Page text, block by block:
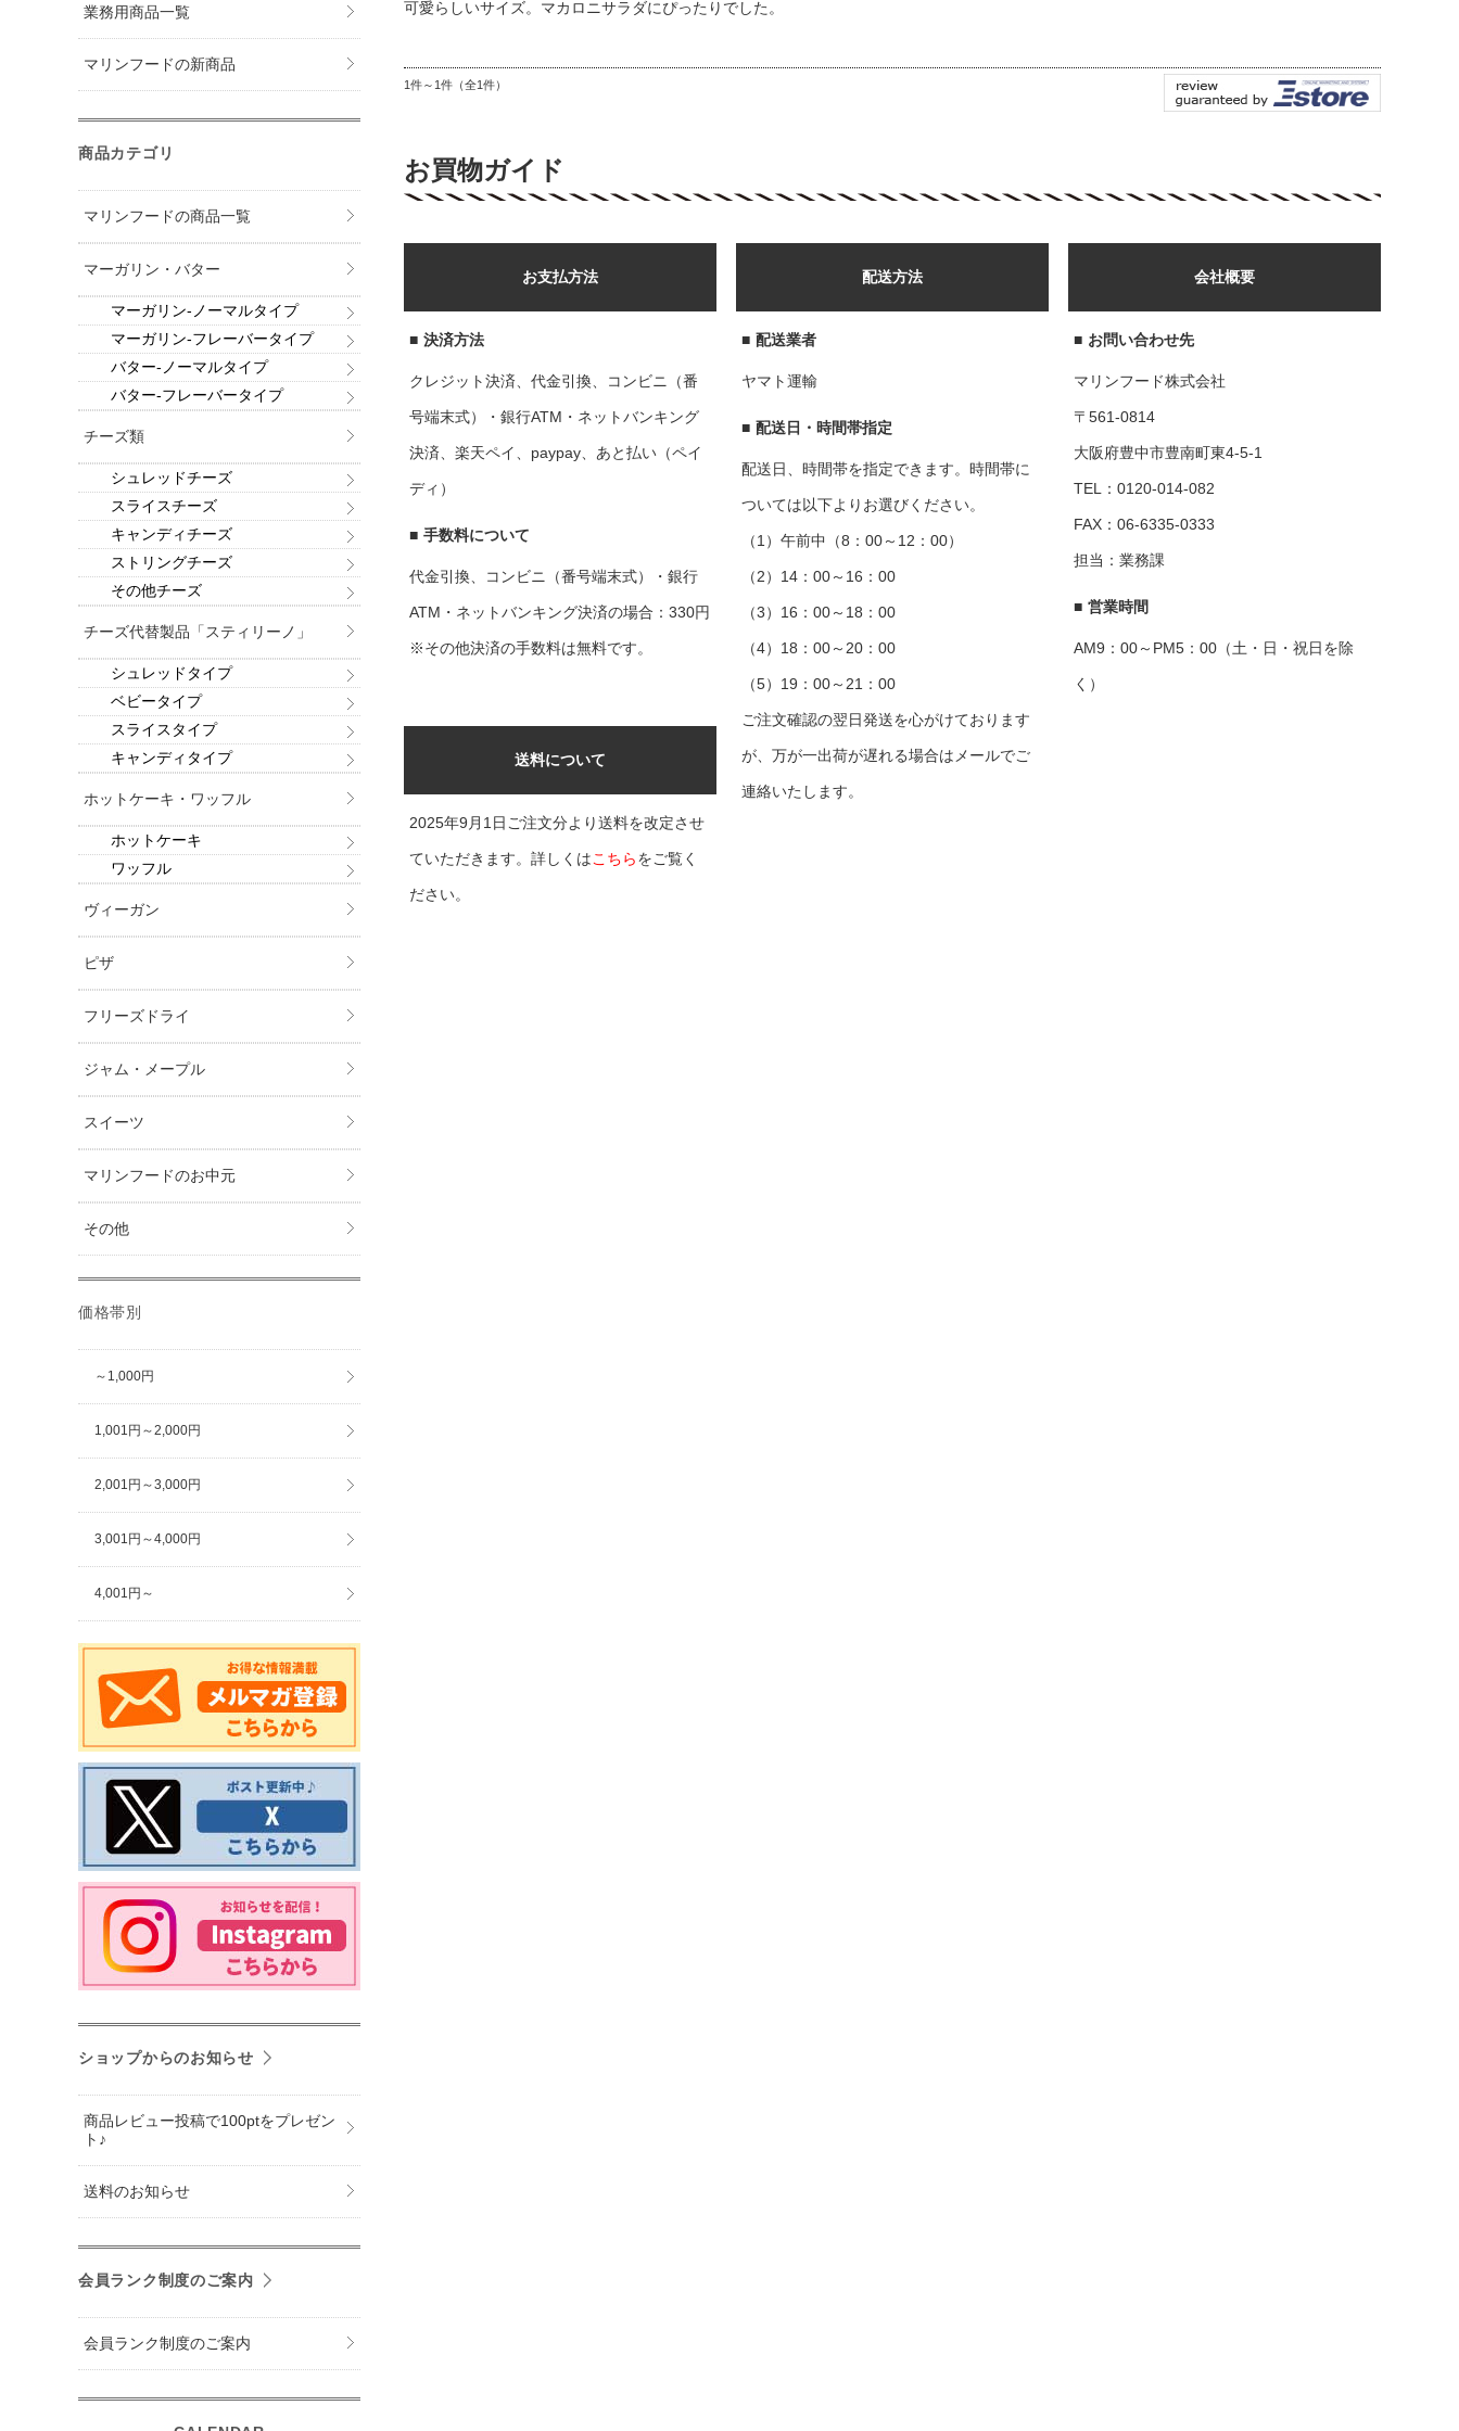
可愛らしいサイズ。マカロニサラダにぴったりでした。
1件～1件（全1件）
お買物ガイド
お支払方法
■ 決済方法
クレジット決済、代金引換、コンビニ（番
号端末式）・銀行ATM・ネットバンキング
決済、楽天ペイ、paypay、あと払い（ペイ
ディ）
■ 手数料について
代金引換、コンビニ（番号端末式）・銀行
ATM・ネットバンキング決済の場合：330円
※その他決済の手数料は無料です。
配送方法
■ 配送業者
ヤマト運輸
■ 配送日・時間帯指定
配送日、時間帯を指定できます。時間帯に
ついては以下よりお選びください。
（1）午前中（8：00～12：00）
（2）14：00～16：00
（3）16：00～18：00
（4）18：00～20：00
（5）19：00～21：00
ご注文確認の翌日発送を心がけております
が、万が一出荷が遅れる場合はメールでご
連絡いたします。
会社概要
■ お問い合わせ先
マリンフード株式会社
〒561-0814
大阪府豊中市豊南町東4-5-1
TEL：0120-014-082
FAX：06-6335-0333
担当：業務課
■ 営業時間
AM9：00～PM5：00（土・日・祝日を除
く）
送料について
2025年9月1日ご注文分より送料を改定させ
ていただきます。詳しくはこちらをご覧く
ださい。
業務用商品一覧
マリンフードの新商品
商品カテゴリ
マリンフードの商品一覧
マーガリン・バター
マーガリン-ノーマルタイプ
マーガリン-フレーバータイプ
バター-ノーマルタイプ
バター-フレーバータイプ
チーズ類
シュレッドチーズ
スライスチーズ
キャンディチーズ
ストリングチーズ
その他チーズ
チーズ代替製品「スティリーノ」
シュレッドタイプ
ベビータイプ
スライスタイプ
キャンディタイプ
ホットケーキ・ワッフル
ホットケーキ
ワッフル
ヴィーガン
ピザ
フリーズドライ
ジャム・メープル
スイーツ
マリンフードのお中元
その他
価格帯別
～1,000円
1,001円～2,000円
2,001円～3,000円
3,001円～4,000円
4,001円～
ショップからのお知らせ
商品レビュー投稿で100ptをプレゼン
ト♪
送料のお知らせ
会員ランク制度のご案内
会員ランク制度のご案内